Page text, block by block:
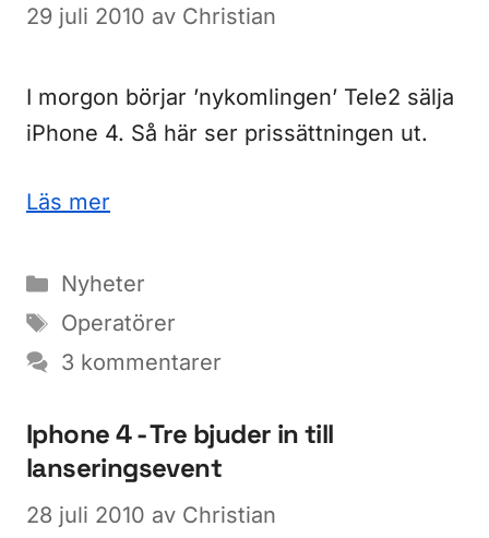
29 juli 2010 av Christian
I morgon börjar ’nykomlingen’ Tele2 sälja
iPhone 4. Så här ser prissättningen ut.
Läs mer
Kategorier
Nyheter
Etiketter
Operatörer
3 kommentarer
Iphone 4 - Tre bjuder in till
lanseringsevent
28 juli 2010 av Christian